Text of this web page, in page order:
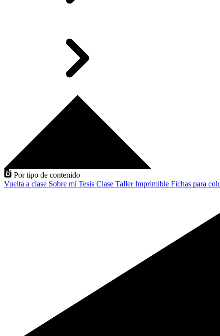
Por tipo de contenido
Vuelta a clase Sobre míTesis Clase TallerImprimible Fichas para